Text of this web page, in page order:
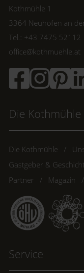
Kothmühle 1
3364 Neuhofen an
Tel.: +43 7475 52112
office@kothmuehle.at
Die Kothmühle
Die Kothmühle
Gastgeber &
Partner
Magazin
Service